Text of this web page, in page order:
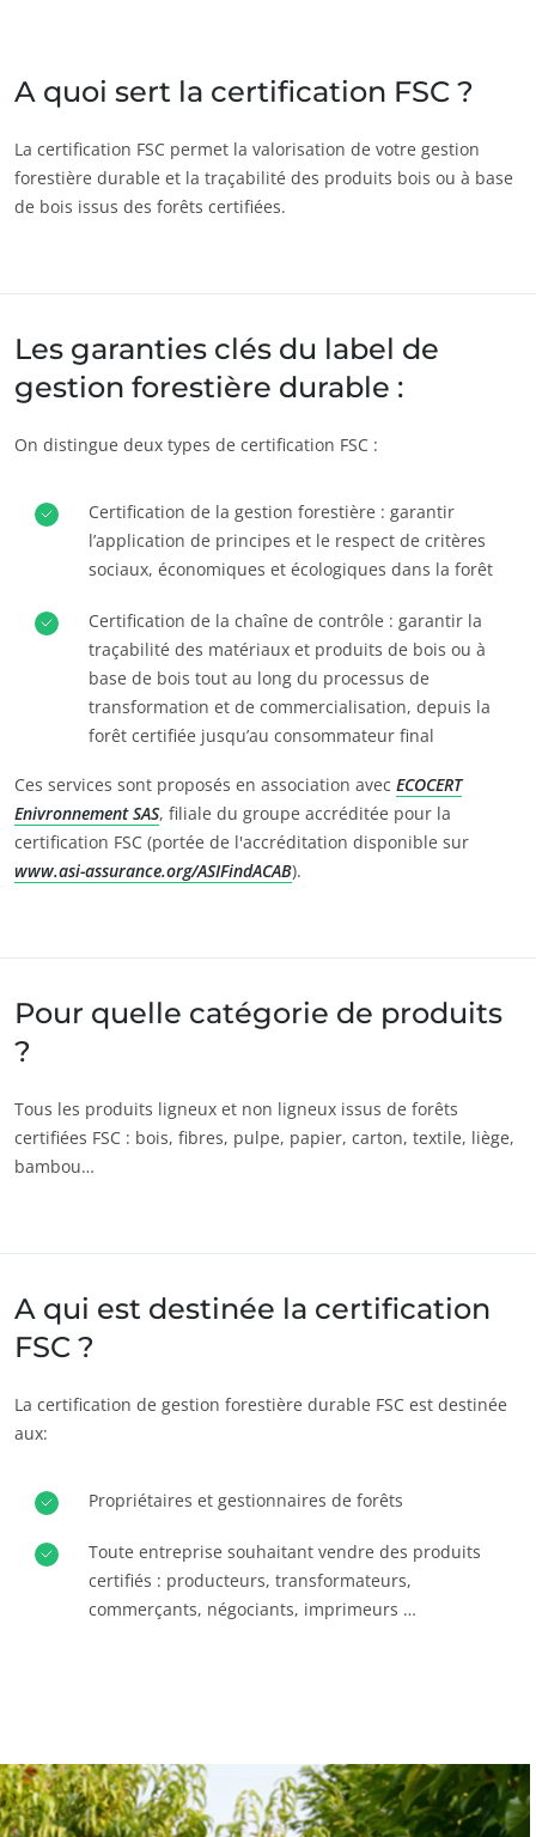
ECOCERT
Actualités
Progresser avec nos équipes
S’investir pour notre environnement
Innover avec notre écosystème
Japon (japonais)
Amérique
Argentine (espagnol)
Chili (espagnol)
Colombie (espagnol)
États-Unis (anglais)
Europe
Espagne (espagnol)
France (français)
Italie (italien)
Roumanie (roumain)
Serbie (serbe)
Suisse (allemand)
A quoi sert la certification FSC ?
La certification FSC permet la valorisation de votre gestion
forestière durable et la traçabilité des produits bois ou à base
de bois issus des forêts certifiées.
Les garanties clés du label de
gestion forestière durable :
On distingue deux types de certification FSC :
Certification de la gestion forestière : garantir
l’application de principes et le respect de critères
sociaux, économiques et écologiques dans la forêt
Certification de la chaîne de contrôle : garantir la
traçabilité des matériaux et produits de bois ou à
base de bois tout au long du processus de
transformation et de commercialisation, depuis la
forêt certifiée jusqu’au consommateur final
Ces services sont proposés en association avec ECOCERT
Enivronnement SAS, filiale du groupe accréditée pour la
certification FSC (portée de l'accréditation disponible sur
www.asi-assurance.org/ASIFindACAB).
Pour quelle catégorie de produits
?
Tous les produits ligneux et non ligneux issus de forêts
certifiées FSC : bois, fibres, pulpe, papier, carton, textile, liège,
bambou…
A qui est destinée la certification
FSC ?
La certification de gestion forestière durable FSC est destinée
aux:
Propriétaires et gestionnaires de forêts
Toute entreprise souhaitant vendre des produits
certifiés : producteurs, transformateurs,
commerçants, négociants, imprimeurs …